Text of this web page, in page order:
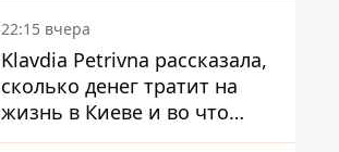
заставив снизить базовую
ставку
22:15 вчера
Klavdia Petrivna рассказала,
сколько денег тратит на
жизнь в Киеве и во что
вкладывает миллионы